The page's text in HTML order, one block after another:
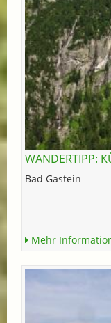
WANDERTIPP:
Bad Gastein
Mehr